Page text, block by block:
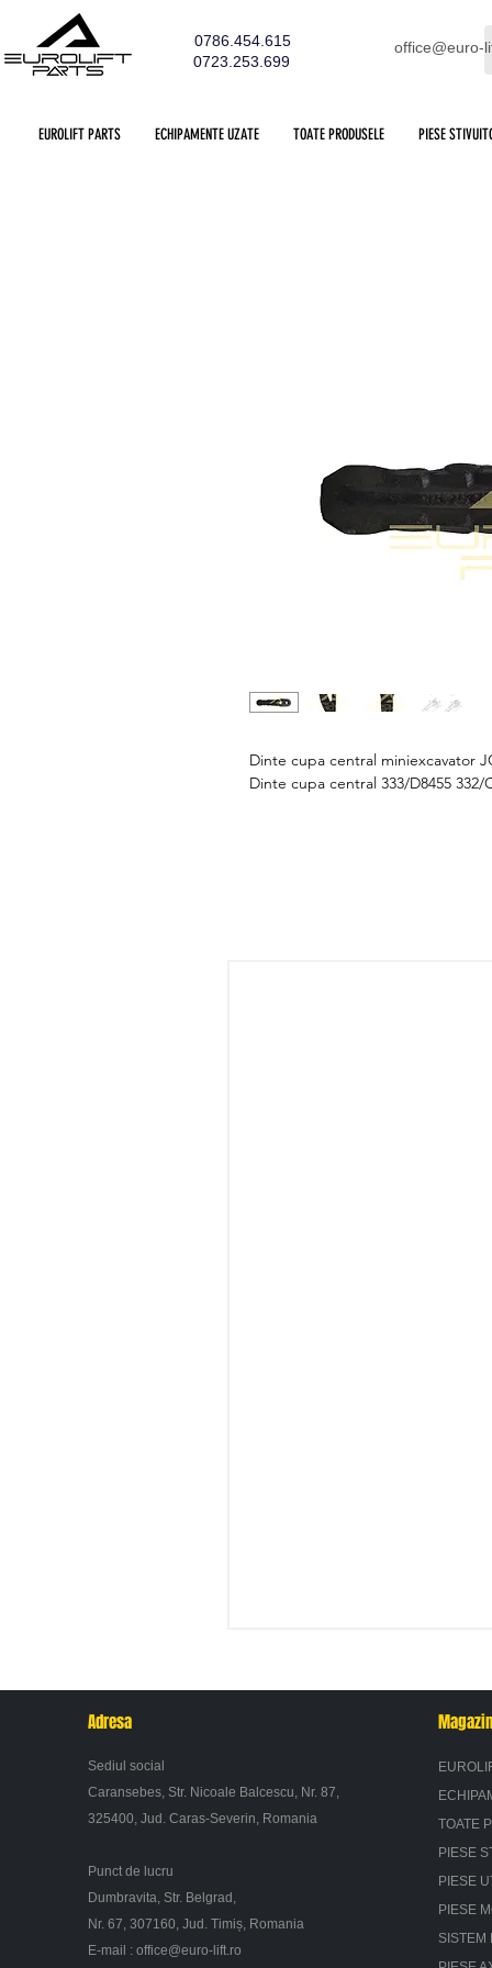
0786.454.615
0723.253.699
office@euro-
EUROLIFT PARTS ECHIPAMENTE UZATE TOATE PRODUSELE PIESE
Dinte cupa central miniexcavator
Dinte cupa central 333/D8455 332/
Adresa
Sediul social
Caransebes, Str. Nicoale Balcescu, Nr. 87,
325400, Jud. Caras-Severin, Romania
Punct de lucru
Dumbravita, Str. Belgrad,
Nr. 67, 307160, Jud. Timiș, Romania
E-mail : office@euro-lift.ro
Magazin
TOATE
PIESE
PIESE
PIESE
SISTEM